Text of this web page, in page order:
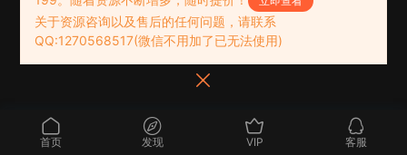
首页 发现 VIP 客服
关于资源咨询以及售后的任何问题，请联系
QQ:1270568517(微信不用加了已无法使用)